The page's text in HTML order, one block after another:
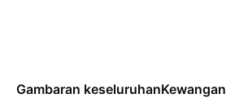
Gambaran keseluruhanKewangan